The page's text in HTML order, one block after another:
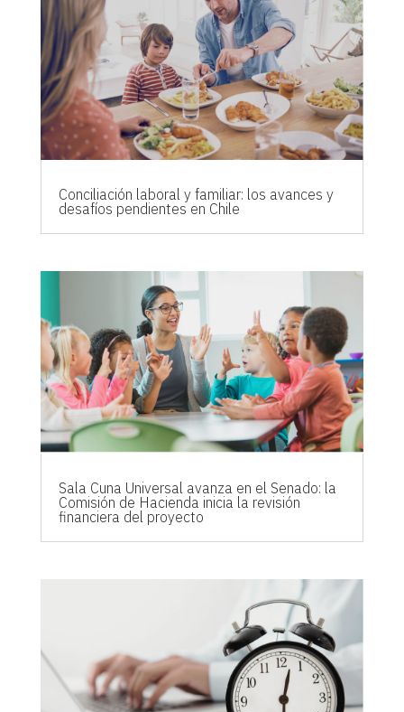
Conciliación laboral y familiar: los avances y
desafíos pendientes en Chile
Sala Cuna Universal avanza en el Senado: la
Comisión de Hacienda inicia la revisión
financiera del proyecto